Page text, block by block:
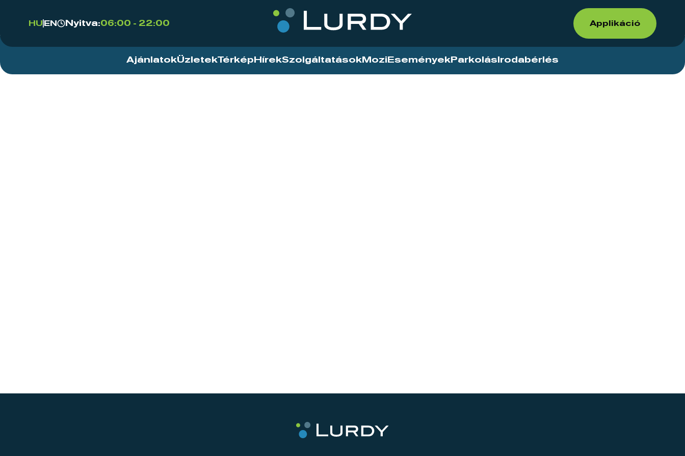
HU EN Nyitva:06:00 - 22:00 Applikáció
AjánlatokÜzletekTérkép HírekSzolgáltatások Mozi Események Parkolás Irodabérlés